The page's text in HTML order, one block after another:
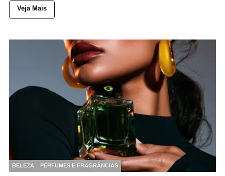
Veja Mais
BELEZA PERFUMES E FRAGRÂNCIAS